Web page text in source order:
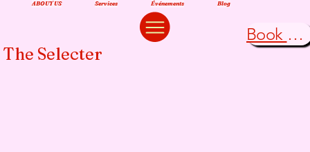
ABOUT US Services Événements Blog
The Selecter
Book Now